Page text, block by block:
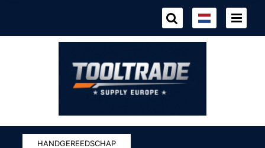
HANDGEREEDSCHAP